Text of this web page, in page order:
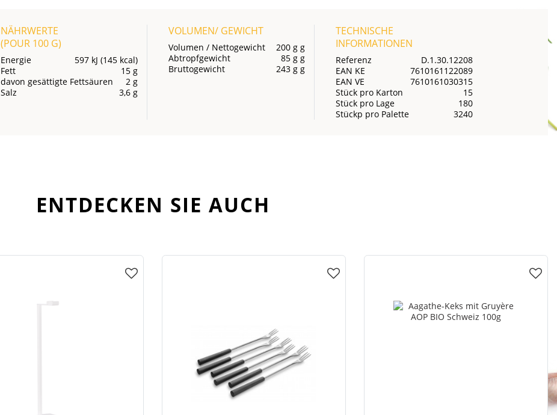
NÄHRWERTE
(POUR 100 G)
Energie
597 kJ (145 kcal)
Fett
15 g
davon gesättigte Fettsäuren
2 g
Salz
3,6 g
VOLUMEN/ GEWICHT
Volumen / Nettogewicht
200 g g
Abtropfgewicht
85 g g
Bruttogewicht
243 g g
TECHNISCHE
INFORMATIONEN
Referenz
D.1.30.12208
EAN KE
7610161122089
EAN VE
7610161030315
Stück pro Karton
15
Stück pro Lage
180
Stückp pro Palette
3240
ENTDECKEN SIE AUCH